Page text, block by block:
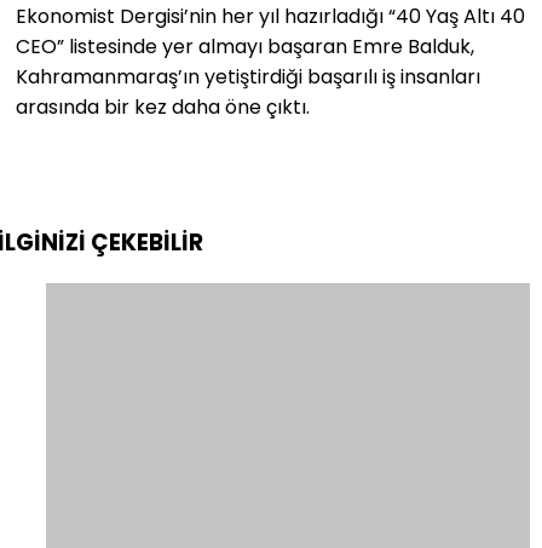
Ekonomist Dergisi’nin her yıl hazırladığı “40 Yaş Altı 40
CEO” listesinde yer almayı başaran Emre Balduk,
Kahramanmaraş’ın yetiştirdiği başarılı iş insanları
arasında bir kez daha öne çıktı.
ÇEKEBİLİR